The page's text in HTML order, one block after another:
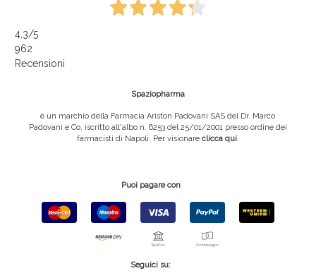
4,3/5
962
Recensioni
Spaziopharma
è un marchio della Farmacia Ariston Padovani SAS del Dr. Marco
Padovani e Co, iscritto all'albo n. 6253 del 25/01/2001 presso ordine dei
farmacisti di Napoli. Per visionare clicca qui.
Puoi pagare con
Seguici su: